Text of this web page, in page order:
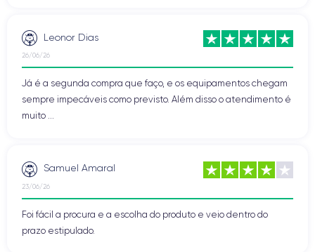
Leonor Dias
26/06/26
Já é a segunda compra que faço, e os equipamentos chegam
sempre impecáveis como previsto. Além disso o atendimento é
muito ...
Samuel Amaral
23/06/26
Foi fácil a procura e a escolha do produto e veio dentro do
prazo estipulado.